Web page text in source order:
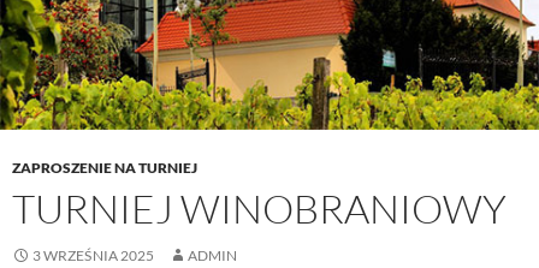
ZAPROSZENIE NA TURNIEJ
TURNIEJ WINOBRANIOWY
3 WRZEŚNIA 2025 ADMIN